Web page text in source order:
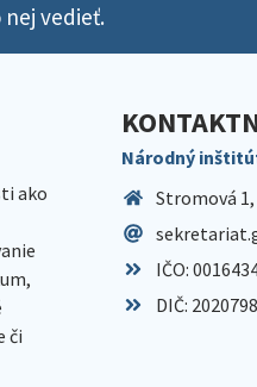
nej vedieť.
ako
či
Národný
Stromová
IČO:
DIČ: